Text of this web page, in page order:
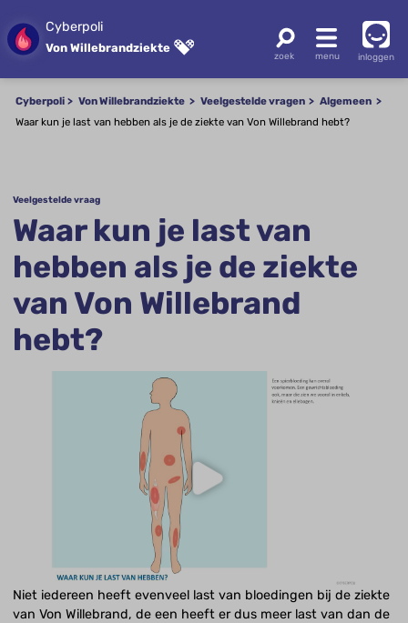
Cyberpoli
Von Willebrandziekte
inloggen
Cyberpoli Von Willebrandziekte Veelgestelde vragen
Algemeen
Waar kun je last van hebben als je de ziekte van Von Willebrand hebt?
Veelgestelde vraag
Waar kun je last van
hebben als je de ziekte
van Von Willebrand
hebt?
Niet iedereen heeft evenveel last van bloedingen bij de ziekte
van Von Willebrand, de een heeft er dus meer last van dan de